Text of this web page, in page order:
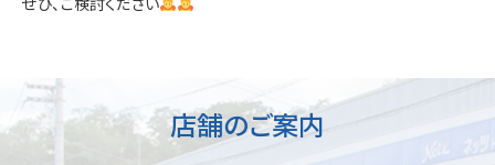
店舗のご案内